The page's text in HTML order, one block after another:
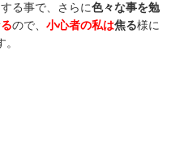
る事で、さらに色々な事を勉
ので、 小心者の私は焦る様に